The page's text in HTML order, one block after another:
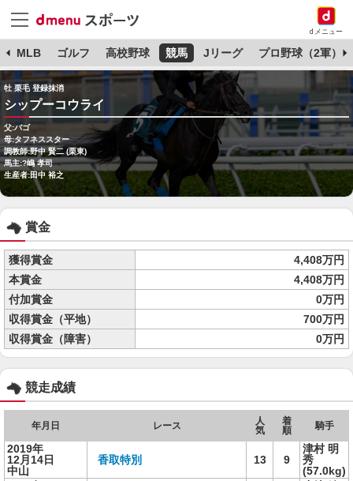
dメニュー
MLB ゴルフ 高校野球 競馬 Jリーグ プロ野球（2軍）
牡 栗毛 登録抹消
シップーコウライ
父:バゴ
母:タフネススター
調教師:野中 賢二 (栗東)
馬主:?嶋 孝司
生産者:田中 裕之
賞金
獲得賞金
4,408万円
本賞金
4,408万円
付加賞金
0万円
収得賞金（平地）
700万円
収得賞金（障害）
0万円
競走成績
年月日 レース
人
気
着
順
騎手
2019年
12月14日
中山
香取特別 13 9
津村 明
秀
(57.0kg)